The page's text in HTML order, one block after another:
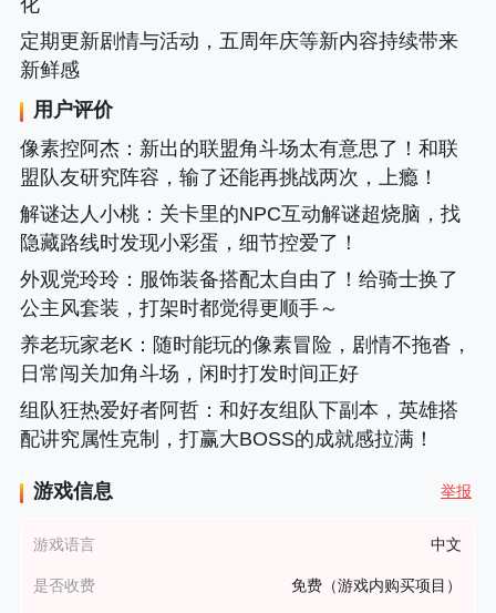
定期更新剧情与活动，五周年庆等新内容持续带来
新鲜感
用户评价
像素控阿杰：新出的联盟角斗场太有意思了！和联
盟队友研究阵容，输了还能再挑战两次，上瘾！
解谜达人小桃：关卡里的NPC互动解谜超烧脑，找
隐藏路线时发现小彩蛋，细节控爱了！
外观党玲玲 ：服饰装备搭配太自由了！给骑士换了
公主风套装，打架时都觉得更顺手～
养老玩家老K：随时能玩的像素冒险，剧情不拖沓，
日常闯关加角斗场，闲时打发时间正好
组队狂热爱好者阿哲：和好友组队下副本，英雄搭
配讲究属性克制，打赢大BOSS的成就感拉满！
游戏信息 举报
游戏语言 中文
是否收费 免费（游戏内购买项目）